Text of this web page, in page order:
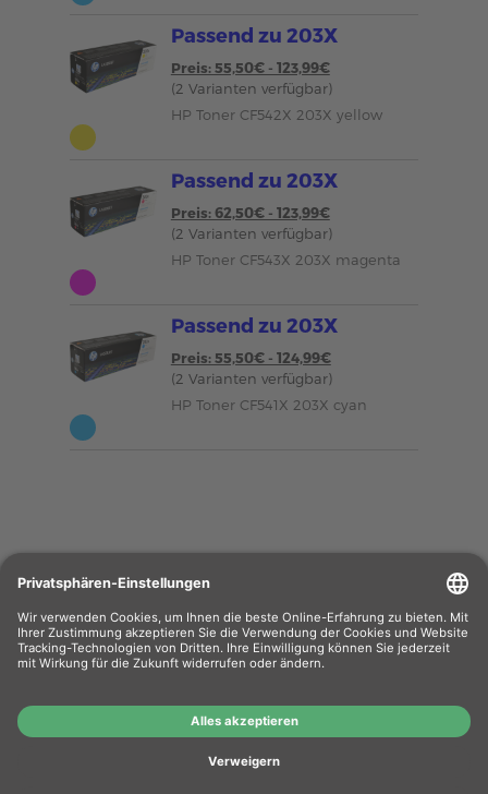
Passend zu 203X
Preis: 55,50€ - 123,99€
(2 Varianten verfügbar)
HP Toner CF542X 203X yellow
Passend zu 203X
Preis: 62,50€ - 123,99€
(2 Varianten verfügbar)
HP Toner CF543X 203X magenta
Passend zu 203X
Preis: 55,50€ - 124,99€
(2 Varianten verfügbar)
HP Toner CF541X 203X cyan
Wiederverkäufer: Das Angebot unseres Web-
Shops richtet sich nicht an Wiederverkäufer.